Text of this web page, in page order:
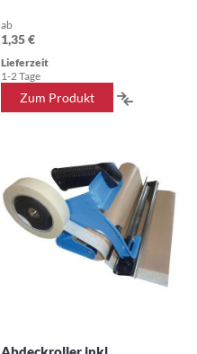
ab
1,35 €
Lieferzeit
1-2 Tage
Zum Produkt